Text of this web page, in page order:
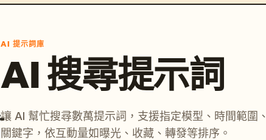
AI 提示詞庫
AI 搜尋提示詞
讓 AI 幫忙搜尋數萬提示詞，支援指定模型、時間範圍、
關鍵字，依互動量如曝光、收藏、轉發等排序。